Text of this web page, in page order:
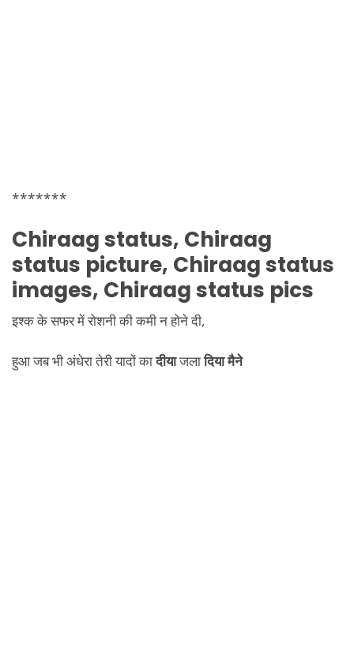
*******
Chiraagstatus, Chiraag
status picture, Chiraagstatus
images, Chiraagstatus pics
इश्क के सफर में रोशनी की कमी न होने दी,
हुआ जब भी अंधेरा तेरी यादों कादीयाजलादिया मैने